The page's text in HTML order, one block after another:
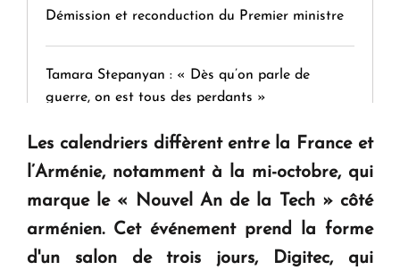
Démission et reconduction du Premier ministre
Tamara Stepanyan : « Dès qu’on parle de
guerre, on est tous des perdants »
question d'un référendum ne se pose pas. "
KASA : 30 ans d'audace, de résilience et d'avenir
en Arménie
Les calendriers diffèrent entre la France et
l’Arménie, notamment à la mi-octobre, qui
marque le « Nouvel An de la Tech » côté
arménien. Cet événement prend la forme
d'un salon de trois jours, Digitec, qui